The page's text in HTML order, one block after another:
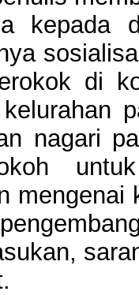
kepada
di
nagari